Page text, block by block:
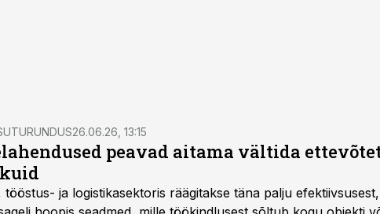
26.06.26, 13:15
peavad aitama vältida
tööstus- ja logistikasektoris räägitakse täna palju